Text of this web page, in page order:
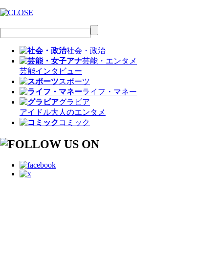
社会・政治
芸能・エンタメ
芸能インタビュー
スポーツ
ライフ・マネー
グラビア
アイドル大人のエンタメ
コミック